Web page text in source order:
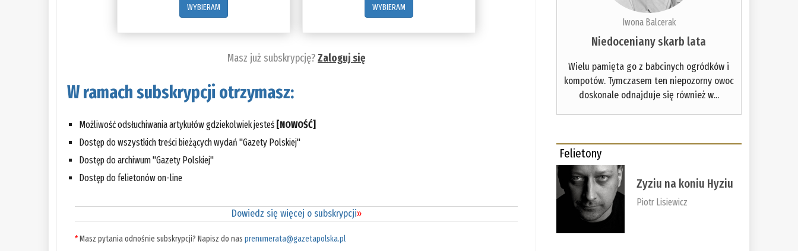
WYBIERAM WYBIERAM
Masz już subskrypcję?Zaloguj się
W ramach subskrypcji otrzymasz:
Możliwość odsłuchiwania artykułów gdziekolwiek jesteś [NOWOŚĆ]
Dostęp do wszystkich treści bieżących wydań "Gazety Polskiej"
Dostęp do archiwum "Gazety Polskiej"
Dostęp do felietonów on-line
Dowiedz się więcej o subskrypcji»
*Masz pytania odnośnie subskrypcji? Napisz do nasprenumerata@gazetapolska.pl
Iwona Balcerak
Niedoceniany skarb lata
Wielu pamięta go z babcinych ogródków i
kompotów. Tymczasem ten niepozorny owoc
doskonale odnajduje się również w...
Felietony
Zyziu na koniu Hyziu
Piotr Lisiewicz